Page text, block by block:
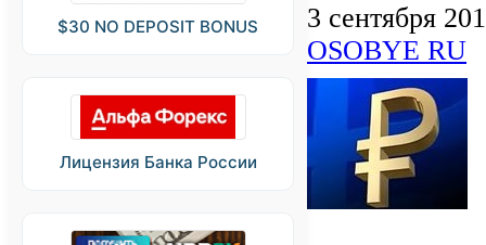
$30 NO DEPOSIT BONUS
Лицензия Банка России
3 сентября
OSOBYE RU